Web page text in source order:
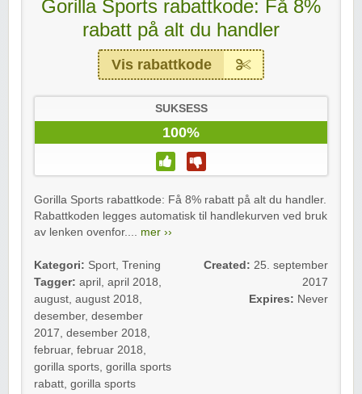
Gorilla Sports rabattkode: Få 8%
rabatt på alt du handler
Vis rabattkode
SUKSESS
100%
Gorilla Sports rabattkode: Få 8% rabatt på alt du handler.
Rabattkoden legges automatisk til handlekurven ved bruk
av lenken ovenfor.... mer ››
Kategori: Sport, Trening
Tagger: april , april 2018,
august, august 2018,
desember, desember
2017, desember 2018,
februar, februar 2018,
gorilla sports, gorilla sports
rabatt, gorilla sports
Created: 25. september
2017
Expires: Never